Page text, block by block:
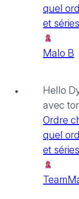
quel
et
Malo B
Hello
avec
Ordre
quel
et